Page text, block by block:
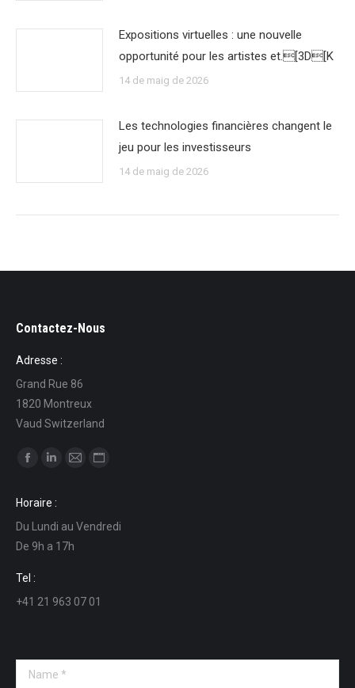
Expositions virtuelles : une nouvelle
opportunité pour les artistes et.[3D[K
14 de maig de 2026
Les technologies financières changent le
jeu pour les investisseurs
14 de maig de 2026
Contactez-Nous
Adresse :
Grand Rue 86
1820 Montreux
Vaud Switzerland
Find us on:
opens
in
new
window
opens
in
new
in
in
Horaire :
Du Lundi au Vendredi
De 9h a 17h
Tel :
+41 21 963 07 01
Name *